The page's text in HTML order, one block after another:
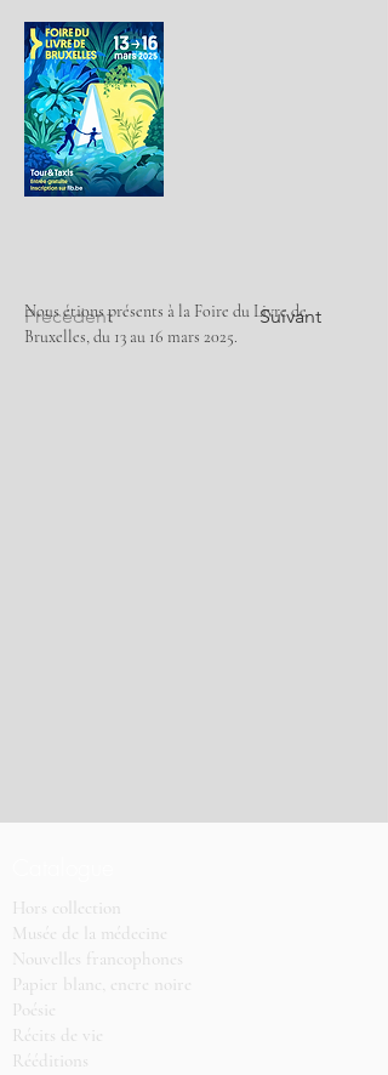
Précédent Suivant
Nous étions présents à la Foire du Livre de
Bruxelles, du 13 au 16 mars 2025.
Hors collection
Musée de la médecine
Nouvelles francophones
Papier blanc, encre noire
Poésie
Récits de vie
Rééditions